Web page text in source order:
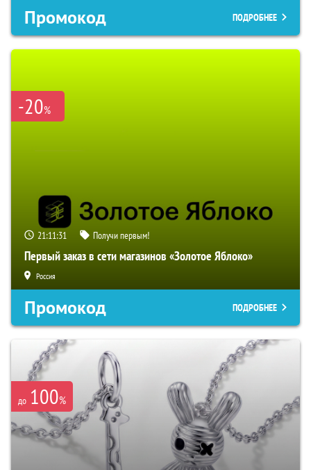
Промокод ПОДРОБНЕЕ
-20%
21:11:30 Получи первым!
Первый заказ в сети магазинов «Золотое Яблоко»
Россия
Промокод ПОДРОБНЕЕ
до 100%